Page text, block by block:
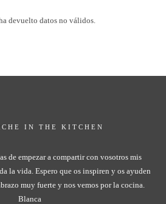
devuelto datos no válidos.
IN THE KITCHEN
de empezar a compartir con vosotros mis
la vida. Espero que os inspiren y os ayuden
muy fuerte y nos vemos por la cocina.
Blanca